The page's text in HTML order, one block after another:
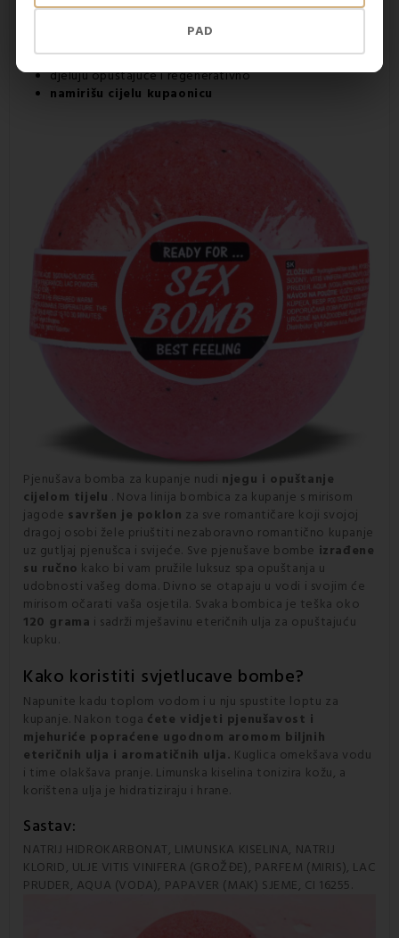
PAD
Prednosti gaziranih bombi:
hrane i hidratiziraju kožu
otpustiti stres
djeluju opuštajuće i regenerativno
namirišu cijelu kupaonicu
Pjenušava bomba za kupanje nudi njegu i opuštanje
cijelom tijelu . Nova linija bombica za kupanje s mirisom
jagode savršen je poklon za sve romantičare koji svojoj
dragoj osobi žele priuštiti nezaboravno romantično kupanje
uz gutljaj pjenušca i svijeće. Sve pjenušave bombe izrađene
su ručno kako bi vam pružile luksuz spa opuštanja u
udobnosti vašeg doma. Divno se otapaju u vodi i svojim će
mirisom očarati vaša osjetila. Svaka bombica je teška oko
120 grama i sadrži mješavinu eteričnih ulja za opuštajuću
kupku.
Kako koristiti svjetlucave bombe?
Napunite kadu toplom vodom i u nju spustite loptu za
kupanje. Nakon toga ćete vidjeti pjenušavost i
mjehuriće popraćene ugodnom aromom biljnih
eteričnih ulja i aromatičnih ulja. Kuglica omekšava vodu
i time olakšava pranje. Limunska kiselina tonizira kožu, a
korištena ulja je hidratiziraju i hrane.
Sastav:
NATRIJ HIDROKARBONAT, LIMUNSKA KISELINA, NATRIJ
KLORID, ULJE VITIS VINIFERA (GROŽĐE), PARFEM (MIRIS), LAC
PRUDER, AQUA (VODA), PAPAVER (MAK) SJEME, CI 16255.